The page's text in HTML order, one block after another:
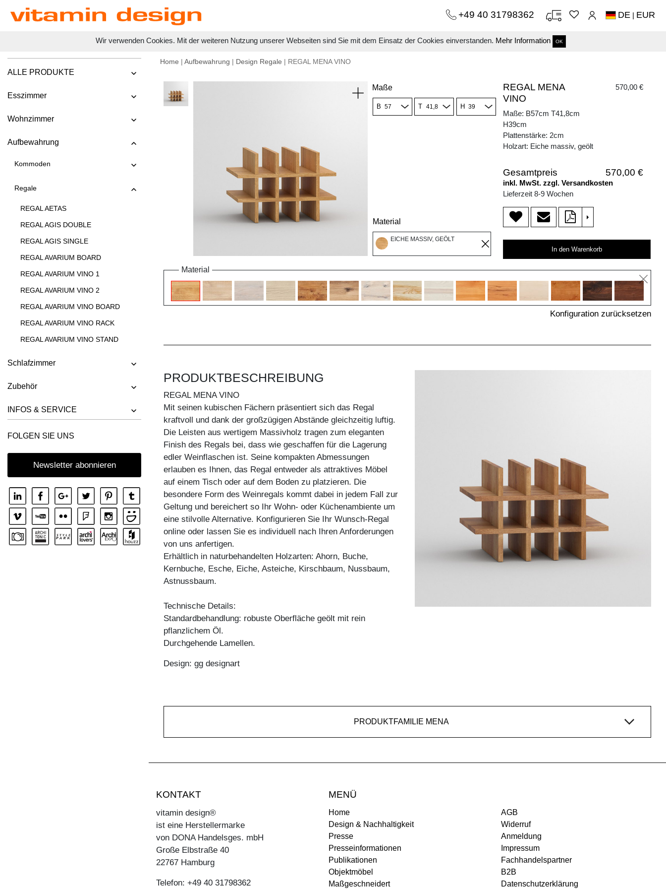
Wir verwenden Cookies. Mit der weiteren Nutzung unserer Webseiten sind Sie mit dem Einsatz der Cookies einverstanden. Mehr Information OK
+49 40 31798362 DE | EUR
ALLE PRODUKTE
Esszimmer
Wohnzimmer
Aufbewahrung
Kommoden
Regale
REGAL AETAS
REGAL AGIS DOUBLE
REGAL AGIS SINGLE
REGAL AVARIUM BOARD
REGAL AVARIUM VINO 1
REGAL AVARIUM VINO 2
REGAL AVARIUM VINO BOARD
REGAL AVARIUM VINO RACK
REGAL AVARIUM VINO STAND
REGAL FACHWERK
REGAL GO
REGAL GO K
REGAL GO RW
REGAL MENA
REGAL MENA E
REGAL MENA G
REGAL MENA TV
REGAL MENA VINO
REGAL PISA
Schlafzimmer
Zubehör
INFOS & SERVICE
FOLGEN SIE UNS
Newsletter abonnieren
Home | Aufbewahrung | Design Regale | REGAL MENA VINO
Maße
B T H
Material
EICHE MASSIV, GEÖLT
REGAL MENA
VINO
570,00 €
Maße: B57cm T41,8cm
H39cm
Plattenstärke: 2cm
Holzart: Eiche massiv, geölt
Gesamtpreis 570,00 €
inkl. MwSt. zzgl. Versandkosten
Lieferzeit 8-9 Wochen
>
In den Warenkorb
Material
Konfiguration zurücksetzen
PRODUKTBESCHREIBUNG
REGAL MENA VINO
Mit seinen kubischen Fächern präsentiert sich das Regal
kraftvoll und dank der großzügigen Abstände gleichzeitig luftig.
Die Leisten aus wertigem Massivholz tragen zum eleganten
Finish des Regals bei, dass wie geschaffen für die Lagerung
edler Weinflaschen ist. Seine kompakten Abmessungen
erlauben es Ihnen, das Regal entweder als attraktives Möbel
auf einem Tisch oder auf dem Boden zu platzieren. Die
besondere Form des Weinregals kommt dabei in jedem Fall zur
Geltung und bereichert so Ihr Wohn- oder Küchenambiente um
eine stilvolle Alternative. Konfigurieren Sie Ihr Wunsch-Regal
online oder lassen Sie es individuell nach Ihren Anforderungen
von uns anfertigen.
Erhältlich in naturbehandelten Holzarten: Ahorn, Buche,
Kernbuche, Esche, Eiche, Asteiche, Kirschbaum, Nussbaum,
Astnussbaum.
Technische Details:
Standardbehandlung: robuste Oberfläche geölt mit rein
pflanzlichem Öl.
Durchgehende Lamellen.
Design: gg designart
PRODUKTFAMILIE MENA
KONTAKT
vitamin design®
ist eine Herstellermarke
von DONA Handelsges. mbH
Große Elbstraße 40
22767 Hamburg
Telefon: +49 40 31798362
MENÜ
Home
Design & Nachhaltigkeit
Presse
Presseinformationen
Publikationen
Objektmöbel
Maßgeschneidert
AGB
Widerruf
Anmeldung
Impressum
Fachhandelspartner
B2B
Datenschutzerklärung